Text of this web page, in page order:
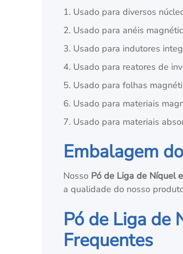
1. Usado para diversos
2. Usado para anéis
3. Usado para indutores
4. Usado para reatores de
5. Usado para folhas
6. Usado para materiais
7. Usado para materiais
Embalagem
Nosso Pó de Liga de Níquel
a qualidade do nosso
Pó de Liga de
Frequentes